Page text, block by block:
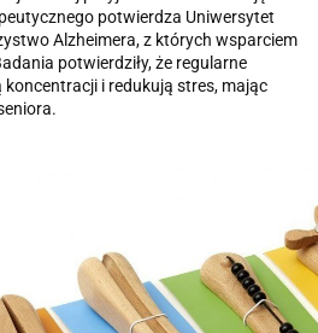
potwierdza Uniwersytet
Alzheimera, z których wsparciem
potwierdziły, że regularne
i redukują stres, mając